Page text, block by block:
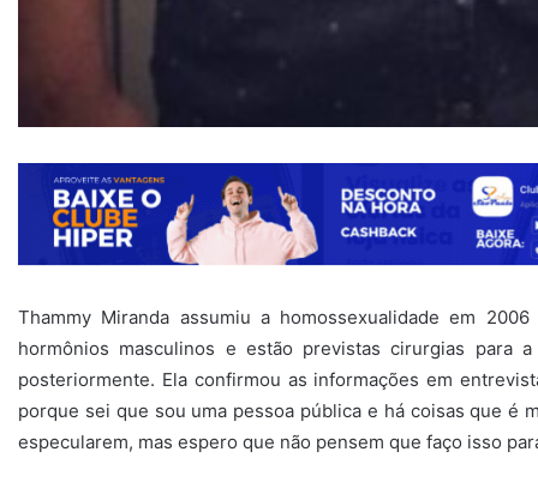
Thammy Miranda assumiu a homossexualidade em
hormônios masculinos e estão previstas cirurgias para
posteriormente. Ela confirmou as informações em
porque sei que sou uma pessoa pública e há coisas que é
especularem, mas espero que não pensem que faço isso